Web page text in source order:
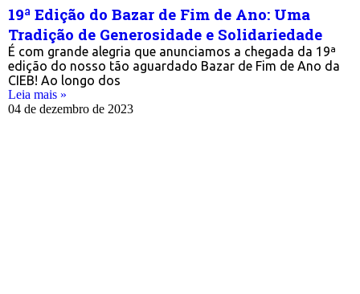
19ª Edição do Bazar de Fim de Ano: Uma
Tradição de Generosidade e Solidariedade
É com grande alegria que anunciamos a chegada da 19ª
edição do nosso tão aguardado Bazar de Fim de Ano da
CIEB! Ao longo dos
Leia mais »
04 de dezembro de 2023